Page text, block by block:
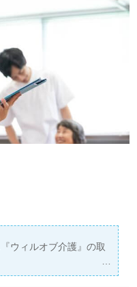
ウィルオブ介護』の取
い♪